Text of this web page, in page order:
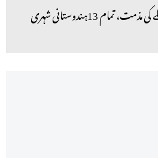
تجارتی جہاز پر حملے کی مذمت، تمام 13ہندوستانی شہری